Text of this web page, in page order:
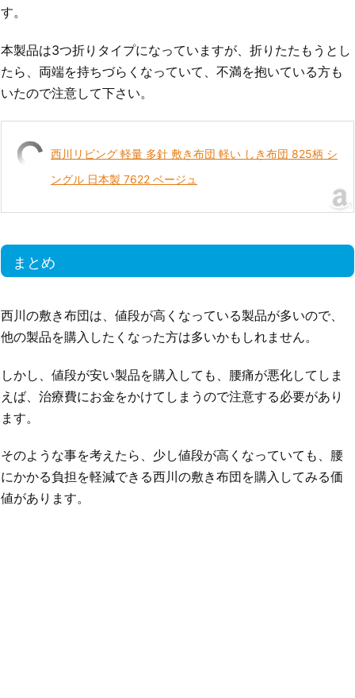
す。
本製品は3つ折りタイプになっていますが、折りたたもうとし
たら、両端を持ちづらくなっていて、不満を抱いている方も
いたので注意して下さい。
西川リビング 軽量 多針 敷き布団 軽い しき布団 825柄 シ
ングル 日本製 7622 ベージュ
まとめ
西川の敷き布団は、値段が高くなっている製品が多いので、
他の製品を購入したくなった方は多いかもしれません。
しかし、値段が安い製品を購入しても、腰痛が悪化してしま
えば、治療費にお金をかけてしまうので注意する必要があり
ます。
そのような事を考えたら、少し値段が高くなっていても、腰
にかかる負担を軽減できる西川の敷き布団を購入してみる価
値があります。